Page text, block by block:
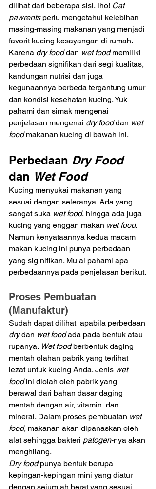
dilihat dari beberapa sisi, lho! Cat
pawrents perlu mengetahui kelebihan
masing-masing makanan yang menjadi
favorit kucing kesayangan di rumah.
Karena dry food dan wet food memiliki
perbedaan signifikan dari segi kualitas,
kandungan nutrisi dan juga
kegunaannya berbeda tergantung umur
dan kondisi kesehatan kucing. Yuk
pahami dan simak mengenai
penjelasan mengenai dry food dan wet
food makanan kucing di bawah ini.
Perbedaan Dry Food
dan Wet Food
Kucing menyukai makanan yang
sesuai dengan seleranya. Ada yang
sangat suka wet food, hingga ada juga
kucing yang enggan makan wet food.
Namun kenyataannya kedua macam
makan kucing ini punya perbedaan
yang siginifikan. Mulai pahami apa
perbedaannya pada penjelasan berikut.
Proses Pembuatan
(Manufaktur)
Sudah dapat dilihat  apabila perbedaan
dry dan wet food ada pada bentuk atau
rupanya. Wet food berbentuk daging
mentah olahan pabrik yang terlihat
lezat untuk kucing Anda. Jenis wet
food ini diolah oleh pabrik yang
berawal dari bahan dasar daging
mentah dengan air, vitamin, dan
mineral. Dalam proses pembuatan wet
food, makanan akan dipanaskan oleh
alat sehingga bakteri patogen-nya akan
menghilang.
Dry food punya bentuk berupa
kepingan-kepingan mini yang diatur
dengan sejumlah berat yang sesuai